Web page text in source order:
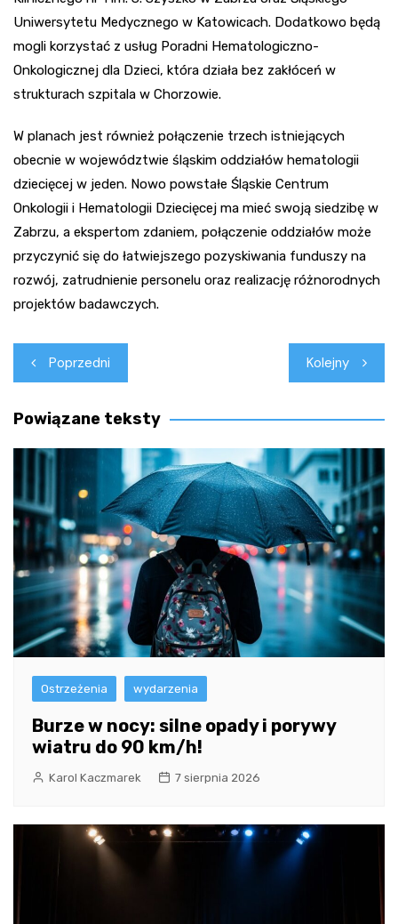
Uniwersytetu Medycznego w Katowicach. Dodatkowo będą
mogli korzystać z usług Poradni Hematologiczno-
Onkologicznej dla Dzieci, która działa bez zakłóceń w
strukturach szpitala w Chorzowie.
W planach jest również połączenie trzech istniejących
obecnie w województwie śląskim oddziałów hematologii
dziecięcej w jeden. Nowo powstałe Śląskie Centrum
Onkologii i Hematologii Dziecięcej ma mieć swoją siedzibę w
Zabrzu, a ekspertom zdaniem, połączenie oddziałów może
przyczynić się do łatwiejszego pozyskiwania funduszy na
rozwój, zatrudnienie personelu oraz realizację różnorodnych
projektów badawczych.
Nawigacja
wpisu
Poprzedni Kolejny
Powiązane teksty
Ostrzeżenia wydarzenia
Burze w nocy: silne opady i porywy
wiatru do 90 km/h!
Karol Kaczmarek 7 sierpnia 2026